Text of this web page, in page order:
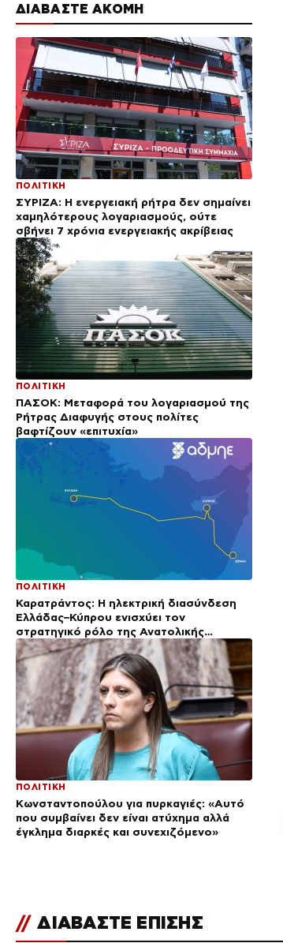
ΔΙΑΒΑΣΤΕ ΑΚΟΜΗ
ΠΟΛΙΤΙΚΗ
ΣΥΡΙΖΑ: Η ενεργειακή ρήτρα δεν σημαίνει
χαμηλότερους λογαριασμούς, ούτε
σβήνει 7 χρόνια ενεργειακής ακρίβειας
ΠΟΛΙΤΙΚΗ
ΠΑΣΟΚ: Μεταφορά του λογαριασμού της
Ρήτρας Διαφυγής στους πολίτες
βαφτίζουν «επιτυχία»
ΠΟΛΙΤΙΚΗ
Καρατράντος: Η ηλεκτρική διασύνδεση
Ελλάδας–Κύπρου ενισχύει τον
στρατηγικό ρόλο της Ανατολικής
Μεσογείου
ΠΟΛΙΤΙΚΗ
Κωνσταντοπούλου για πυρκαγιές: «Αυτό
που συμβαίνει δεν είναι ατύχημα αλλά
έγκλημα διαρκές και συνεχιζόμενο»
// ΔΙΑΒΑΣΤΕ ΕΠΙΣΗΣ